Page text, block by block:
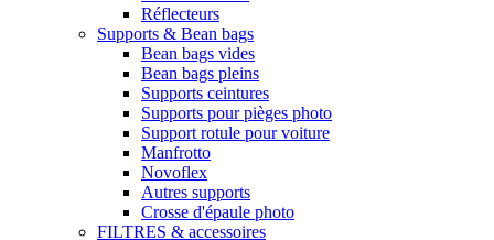
Réflecteurs
Supports & Bean bags
Bean bags vides
Bean bags pleins
Supports ceintures
Supports pour pièges photo
Support rotule pour voiture
Manfrotto
Novoflex
Autres supports
Crosse d'épaule photo
FILTRES & accessoires